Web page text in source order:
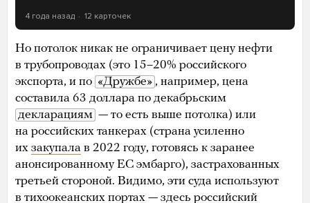
4 года назад 12 карточек
Но потолок никак не ограничивает цену нефти
в трубопроводах (это 15–20% российского
экспорта, и по «Дружбе» , например, цена
составила 63 доллара по декабрьским
декларациям — то есть выше потолка) или
на российских танкерах (страна усиленно
их закупала в 2022 году, готовясь к заранее
анонсированному ЕС эмбарго), застрахованных
третьей стороной. Видимо, эти суда используют
в тихоокеанских портах — здесь российский